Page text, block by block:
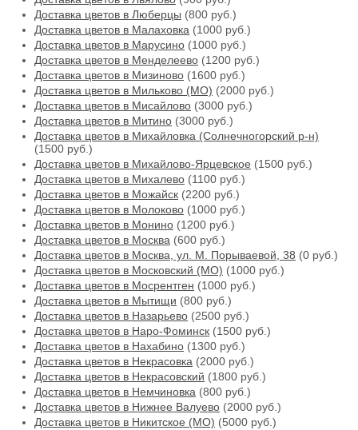
Доставка цветов в Люберцы (800 руб.)
Доставка цветов в Малаховка (1000 руб.)
Доставка цветов в Марусино (1000 руб.)
Доставка цветов в Менделеево (1200 руб.)
Доставка цветов в Мизиново (1600 руб.)
Доставка цветов в Мильково (МО) (2000 руб.)
Доставка цветов в Мисайлово (3000 руб.)
Доставка цветов в Митино (3000 руб.)
Доставка цветов в Михайловка (Солнечногорский р-н)
(1500 руб.)
Доставка цветов в Михайлово-Ярцевское (1500 руб.)
Доставка цветов в Михалево (1100 руб.)
Доставка цветов в Можайск (2200 руб.)
Доставка цветов в Молоково (1000 руб.)
Доставка цветов в Монино (1200 руб.)
Доставка цветов в Москва (600 руб.)
Доставка цветов в Москва, ул. М. Порываевой, 38 (0 руб.)
Доставка цветов в Московский (МО) (1000 руб.)
Доставка цветов в Мосрентген (1000 руб.)
Доставка цветов в Мытищи (800 руб.)
Доставка цветов в Назарьево (2500 руб.)
Доставка цветов в Наро-Фоминск (1500 руб.)
Доставка цветов в Нахабино (1300 руб.)
Доставка цветов в Некрасовка (2000 руб.)
Доставка цветов в Некрасовский (1800 руб.)
Доставка цветов в Немчиновка (800 руб.)
Доставка цветов в Нижнее Валуево (2000 руб.)
Доставка цветов в Никитское (МО) (5000 руб.)